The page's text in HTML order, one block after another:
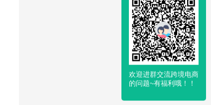
欢迎进群交流跨境电商
的问题~有福利哦！！